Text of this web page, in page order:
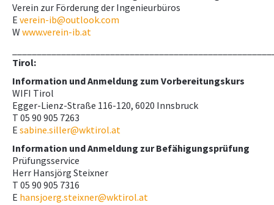
Verein zur Förderung der Ingenieurbüros
E verein-ib@outlook.com
W www.verein-ib.at
Tirol:
Information und Anmeldung zum Vorbereitungskurs
WIFI Tirol
Egger-Lienz-Straße 116-120, 6020 Innsbruck
T 05 90 905 7263
E sabine.siller@wktirol.at
Information und Anmeldung zur Befähigungsprüfung
Prüfungsservice
Herr Hansjörg Steixner
T 05 90 905 7316
E hansjoerg.steixner@wktirol.at